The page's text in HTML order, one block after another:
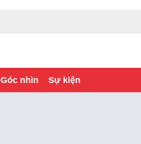
Góc nhìn Sự kiện